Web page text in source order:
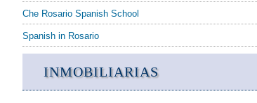
Che Rosario Spanish School
Spanish in Rosario
INMOBILIARIAS